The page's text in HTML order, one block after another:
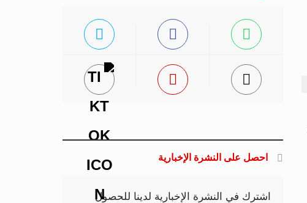
احصل على النشرة الإخبارية
اشترك في النشرة الإخبارية لدينا للحصول